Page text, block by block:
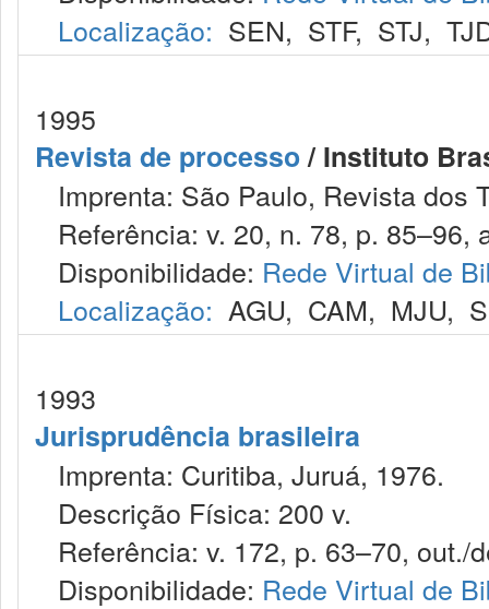
Localização: SEN, STF, STJ,
1995
Revista de processo/ Instituto
Imprenta: São Paulo, Revista dos
Referência: v. 20, n. 78, p. 85–96,
Disponibilidade: Rede Virtual de
Localização: AGU, CAM, MJU,
1993
Jurisprudência brasileira
Imprenta: Curitiba, Juruá, 1976.
Descrição Física: 200 v.
Referência: v. 172, p. 63–70, out./
Disponibilidade: Rede Virtual de